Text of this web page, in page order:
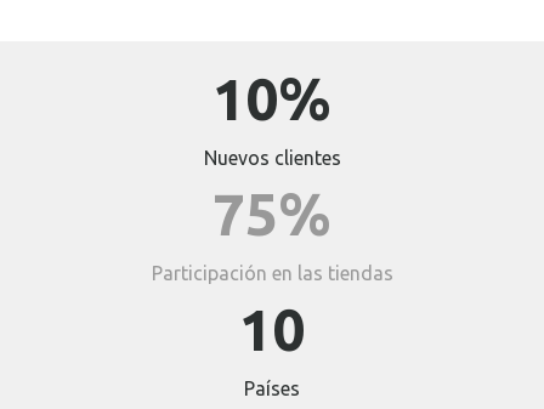
10%
Nuevos clientes
75%
Participación en las tiendas
10
Países